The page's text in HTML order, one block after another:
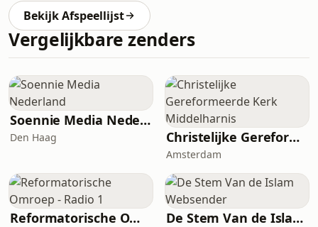
Bekijk Afspeellijst
Vergelijkbare zenders
Soennie Media Nederland
Den Haag Christelijke Gereformeerde Kerk Middelharnis
Amsterdam
Reformatorische Omroep - Radio 1 De Stem Van de Islam Websender